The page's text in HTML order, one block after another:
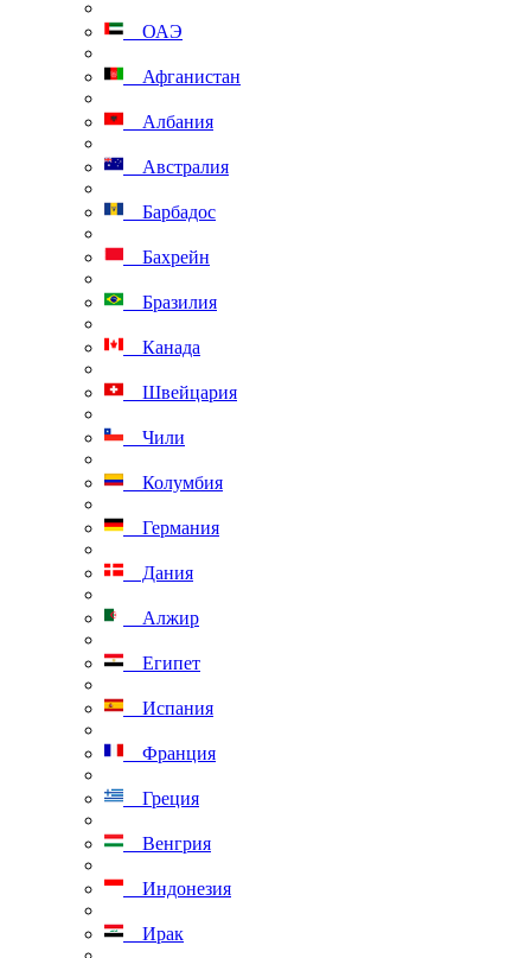
ОАЭ
Афганистан
Албания
Австралия
Барбадос
Бахрейн
Бразилия
Канада
Швейцария
Чили
Колумбия
Германия
Дания
Алжир
Египет
Испания
Франция
Греция
Венгрия
Индонезия
Ирак